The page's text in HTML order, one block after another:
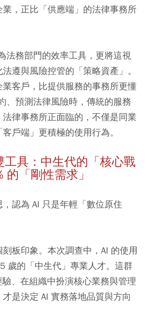
，正比「供應端」的法律事務所
法務部門的效率工具，更將這視
遵與風險控管的「策略資產」。
客戶，比提供服務的事務所更懂
、預測法律風險時，傳統的服務
律事務所正面臨的，不僅是同業
戶端」更積極的使用行為。
工具：中生代的「核心戰
的「剛性需求」
認為 AI 只是年輕「數位原住
板印象。本次調查中，AI 的使用
歲的「中生代」專業人才。這群
、在組織中扮演核心業務與管理
是決定 AI 實務落地品質與方向